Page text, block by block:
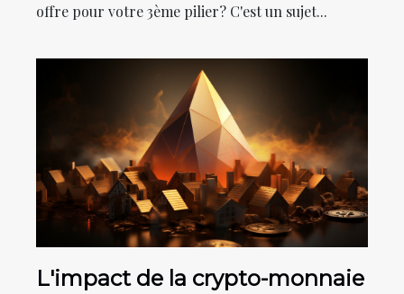
offre pour votre 3ème pilier? C'est un sujet...
L'impact de la crypto-monnaie